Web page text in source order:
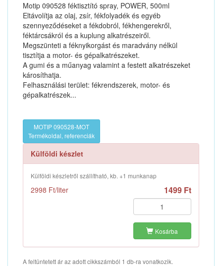
Motip 090528 féktisztító spray, POWER, 500ml
Eltávolítja az olaj, zsír, fékfolyadék és egyéb
szennyeződéseket a fékdobról, fékhengerekről,
féktárcsákról és a kuplung alkatrészeiről.
Megszünteti a féknyikorgást és maradvány nélkül
tisztítja a motor- és gépalkatrészeket.
A gumi és a műanyag valamint a festett alkatrészeket
károsíthatja.
Felhasználási terület: fékrendszerek, motor- és
gépalkatrészek...
MOTIP 090528-MOT
Termékoldal, referenciák
Külföldi készlet
Külföldi készletről szállítható, kb. +1 munkanap
2998 Ft/liter 1499 Ft
Kosárba
A feltüntetett ár az adott cikkszámból 1 db-ra vonatkozik.